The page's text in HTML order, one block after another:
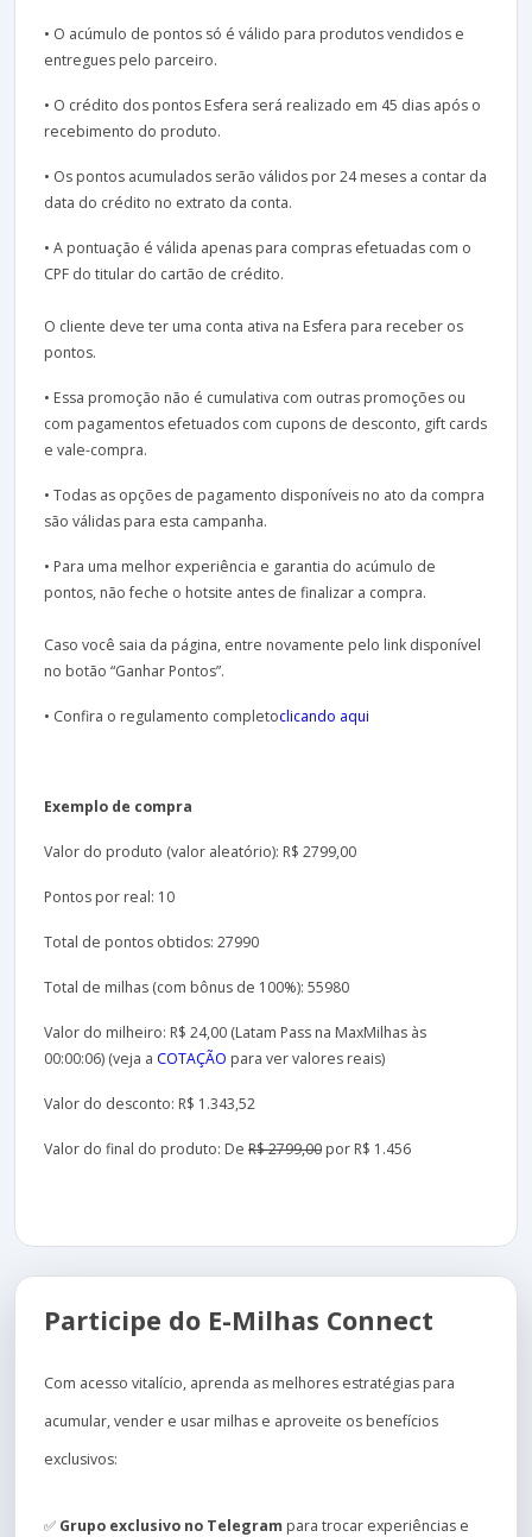
• O acúmulo de pontos só é válido para produtos vendidos e
entregues pelo parceiro.
• O crédito dos pontos Esfera será realizado em 45 dias após o
recebimento do produto.
• Os pontos acumulados serão válidos por 24 meses a contar da
data do crédito no extrato da conta.
• A pontuação é válida apenas para compras efetuadas com o
CPF do titular do cartão de crédito.
O cliente deve ter uma conta ativa na Esfera para receber os
pontos.
• Essa promoção não é cumulativa com outras promoções ou
com pagamentos efetuados com cupons de desconto, gift cards
e vale-compra.
• Todas as opções de pagamento disponíveis no ato da compra
são válidas para esta campanha.
• Para uma melhor experiência e garantia do acúmulo de
pontos, não feche o hotsite antes de finalizar a compra.
Caso você saia da página, entre novamente pelo link disponível
no botão “Ganhar Pontos”.
• Confira o regulamento completoclicando aqui
Exemplo de compra
Valor do produto (valor aleatório): R$ 2799,00
Pontos por real: 10
Total de pontos obtidos: 27990
Total de milhas (com bônus de 100%): 55980
Valor do milheiro: R$ 24,00 (Latam Pass na MaxMilhas às
00:00:06) (veja a COTAÇÃO para ver valores reais)
Valor do desconto: R$ 1.343,52
Valor do final do produto: De R$ 2799,00 por R$ 1.456
Participe do E-Milhas Connect
Com acesso vitalício, aprenda as melhores estratégias para
acumular, vender e usar milhas e aproveite os benefícios
exclusivos:
✅ Grupo exclusivo no Telegram para trocar experiências e